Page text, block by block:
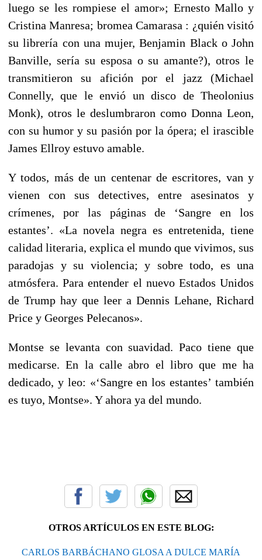
luego se les rompiese el amor»; Ernesto Mallo y
Cristina Manresa; bromea Camarasa : ¿quién visitó
su librería con una mujer, Benjamin Black o John
Banville, sería su esposa o su amante?), otros le
transmitieron su afición por el jazz (Michael
Connelly, que le envió un disco de Theolonius
Monk), otros le deslumbraron como Donna Leon,
con su humor y su pasión por la ópera; el irascible
James Ellroy estuvo amable.
Y todos, más de un centenar de escritores, van y
vienen con sus detectives, entre asesinatos y
crímenes, por las páginas de ‘Sangre en los
estantes’. «La novela negra es entretenida, tiene
calidad literaria, explica el mundo que vivimos, sus
paradojas y su violencia; y sobre todo, es una
atmósfera. Para entender el nuevo Estados Unidos
de Trump hay que leer a Dennis Lehane, Richard
Price y Georges Pelecanos».
Montse se levanta con suavidad. Paco tiene que
medicarse. En la calle abro el libro que me ha
dedicado, y leo: «‘Sangre en los estantes’ también
es tuyo, Montse». Y ahora ya del mundo.
OTROS ARTÍCULOS EN ESTE BLOG:
CARLOS BARBÁCHANO GLOSA A DULCE MARÍA